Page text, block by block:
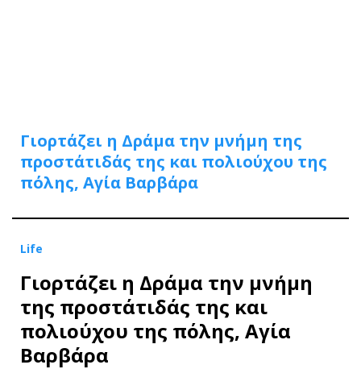
Γιορτάζει η Δράμα την μνήμη της
προστάτιδάς της και πολιούχου της
πόλης, Αγία Βαρβάρα
Life
Γιορτάζει η Δράμα την μνήμη
της προστάτιδάς της και
πολιούχου της πόλης, Αγία
Βαρβάρα